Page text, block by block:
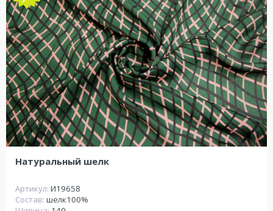
Натуральный шелк
Артикул: И19658
Состав: шелк100%